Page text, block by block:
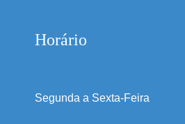
Horário
Segunda a Sexta-Feira